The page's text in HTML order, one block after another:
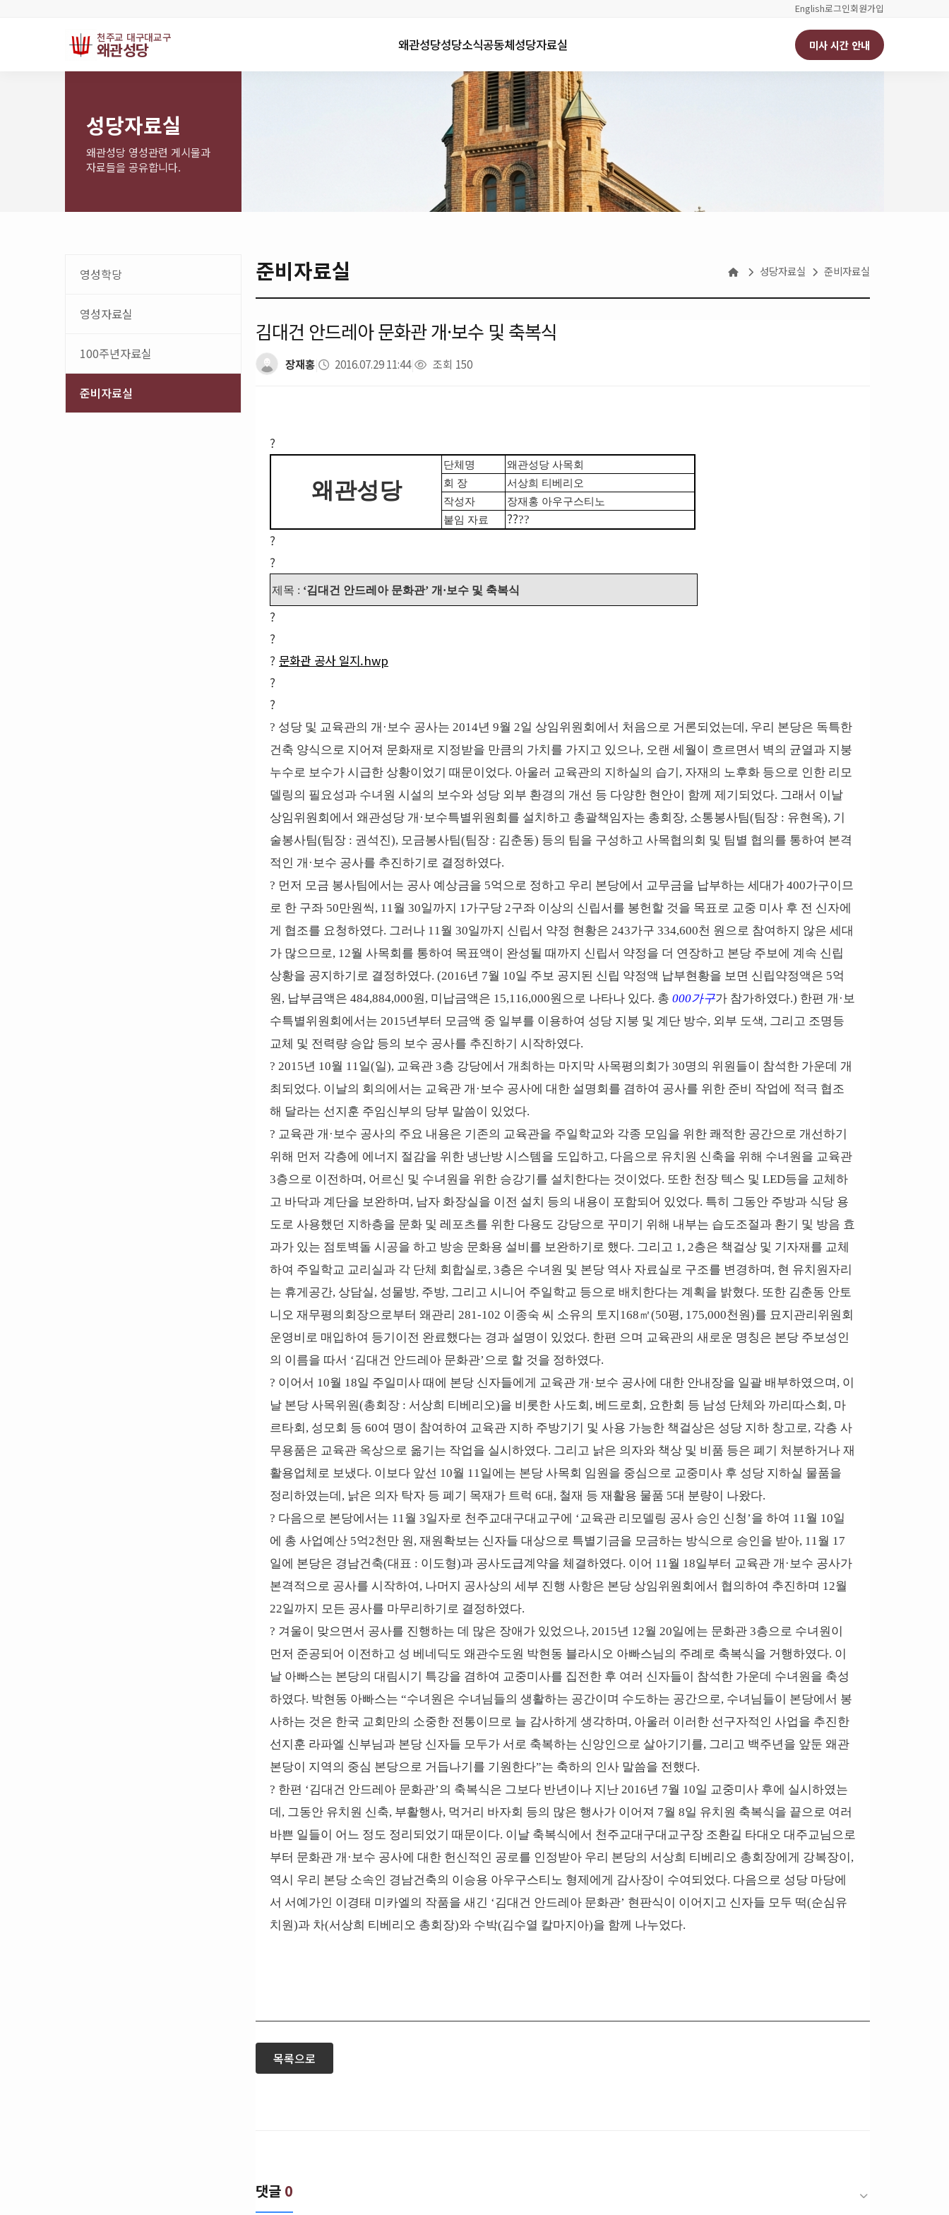
English로그인회원가입
천주교 대구대교구
왜관성당 왜관성당성당소식공동체성당자료실 미사 시간 안내
성당자료실
왜관성당 영성관련 게시물과
자료들을 공유합니다.
영성학당
영성자료실
100주년자료실
준비자료실
준비자료실 성당자료실 준비자료실
김대건 안드레아 문화관 개·보수 및 축복식
장재홍 2016.07.29 11:44| 조회 150
?
왜관성당
단체명
왜관성당 사목회
회 장
서상희 티베리오
작성자
장재홍 아우구스티노
붙임 자료
????
?
?
제목 : ‘김대건 안드레아 문화관’ 개·보수 및 축복식
?
?
? 문화관 공사 일지.hwp
?
?
? 성당 및 교육관의 개·보수 공사는 2014년 9월 2일 상임위원회에서 처음으로 거론되었는데, 우리 본당은 독특한
건축 양식으로 지어져 문화재로 지정받을 만큼의 가치를 가지고 있으나, 오랜 세월이 흐르면서 벽의 균열과 지붕
누수로 보수가 시급한 상황이었기 때문이었다. 아울러 교육관의 지하실의 습기, 자재의 노후화 등으로 인한 리모
델링의 필요성과 수녀원 시설의 보수와 성당 외부 환경의 개선 등 다양한 현안이 함께 제기되었다. 그래서 이날
상임위원회에서 왜관성당 개·보수특별위원회를 설치하고 총괄책임자는 총회장, 소통봉사팀(팀장 : 유현옥), 기
술봉사팀(팀장 : 권석진), 모금봉사팀(팀장 : 김춘동) 등의 팀을 구성하고 사목협의회 및 팀별 협의를 통하여 본격
적인 개·보수 공사를 추진하기로 결정하였다.
? 먼저 모금 봉사팀에서는 공사 예상금을 5억으로 정하고 우리 본당에서 교무금을 납부하는 세대가 400가구이므
로 한 구좌 50만원씩, 11월 30일까지 1가구당 2구좌 이상의 신립서를 봉헌할 것을 목표로 교중 미사 후 전 신자에
게 협조를 요청하였다. 그러나 11월 30일까지 신립서 약정 현황은 243가구 334,600천 원으로 참여하지 않은 세대
가 많으므로, 12월 사목회를 통하여 목표액이 완성될 때까지 신립서 약정을 더 연장하고 본당 주보에 계속 신립
상황을 공지하기로 결정하였다. (2016년 7월 10일 주보 공지된 신립 약정액 납부현황을 보면 신립약정액은 5억
원, 납부금액은 484,884,000원, 미납금액은 15,116,000원으로 나타나 있다. 총 000가구가 참가하였다.) 한편 개·보
수특별위원회에서는 2015년부터 모금액 중 일부를 이용하여 성당 지붕 및 계단 방수, 외부 도색, 그리고 조명등
교체 및 전력량 승압 등의 보수 공사를 추진하기 시작하였다.
? 2015년 10월 11일(일), 교육관 3층 강당에서 개최하는 마지막 사목평의회가 30명의 위원들이 참석한 가운데 개
최되었다. 이날의 회의에서는 교육관 개·보수 공사에 대한 설명회를 겸하여 공사를 위한 준비 작업에 적극 협조
해 달라는 선지훈 주임신부의 당부 말씀이 있었다.
? 교육관 개·보수 공사의 주요 내용은 기존의 교육관을 주일학교와 각종 모임을 위한 쾌적한 공간으로 개선하기
위해 먼저 각층에 에너지 절감을 위한 냉난방 시스템을 도입하고, 다음으로 유치원 신축을 위해 수녀원을 교육관
3층으로 이전하며, 어르신 및 수녀원을 위한 승강기를 설치한다는 것이었다. 또한 천장 텍스 및 LED등을 교체하
고 바닥과 계단을 보완하며, 남자 화장실을 이전 설치 등의 내용이 포함되어 있었다. 특히 그동안 주방과 식당 용
도로 사용했던 지하층을 문화 및 레포츠를 위한 다용도 강당으로 꾸미기 위해 내부는 습도조절과 환기 및 방음 효
과가 있는 점토벽돌 시공을 하고 방송 문화용 설비를 보완하기로 했다. 그리고 1, 2층은 책걸상 및 기자재를 교체
하여 주일학교 교리실과 각 단체 회합실로, 3층은 수녀원 및 본당 역사 자료실로 구조를 변경하며, 현 유치원자리
는 휴게공간, 상담실, 성물방, 주방, 그리고 시니어 주일학교 등으로 배치한다는 계획을 밝혔다. 또한 김춘동 안토
니오 재무평의회장으로부터 왜관리 281-102 이종숙 씨 소유의 토지168㎡(50평, 175,000천원)를 묘지관리위원회
운영비로 매입하여 등기이전 완료했다는 경과 설명이 있었다. 한편 으며 교육관의 새로운 명칭은 본당 주보성인
의 이름을 따서 ‘김대건 안드레아 문화관’으로 할 것을 정하였다.
? 이어서 10월 18일 주일미사 때에 본당 신자들에게 교육관 개·보수 공사에 대한 안내장을 일괄 배부하였으며, 이
날 본당 사목위원(총회장 : 서상희 티베리오)을 비롯한 사도회, 베드로회, 요한회 등 남성 단체와 까리따스회, 마
르타회, 성모회 등 60여 명이 참여하여 교육관 지하 주방기기 및 사용 가능한 책걸상은 성당 지하 창고로, 각층 사
무용품은 교육관 옥상으로 옮기는 작업을 실시하였다. 그리고 낡은 의자와 책상 및 비품 등은 폐기 처분하거나 재
활용업체로 보냈다. 이보다 앞선 10월 11일에는 본당 사목회 임원을 중심으로 교중미사 후 성당 지하실 물품을
정리하였는데, 낡은 의자 탁자 등 폐기 목재가 트럭 6대, 철재 등 재활용 물품 5대 분량이 나왔다.
? 다음으로 본당에서는 11월 3일자로 천주교대구대교구에 ‘교육관 리모델링 공사 승인 신청’을 하여 11월 10일
에 총 사업예산 5억2천만 원, 재원확보는 신자들 대상으로 특별기금을 모금하는 방식으로 승인을 받아, 11월 17
일에 본당은 경남건축(대표 : 이도형)과 공사도급계약을 체결하였다. 이어 11월 18일부터 교육관 개·보수 공사가
본격적으로 공사를 시작하여, 나머지 공사상의 세부 진행 사항은 본당 상임위원회에서 협의하여 추진하며 12월
22일까지 모든 공사를 마무리하기로 결정하였다.
? 겨울이 맞으면서 공사를 진행하는 데 많은 장애가 있었으나, 2015년 12월 20일에는 문화관 3층으로 수녀원이
먼저 준공되어 이전하고 성 베네딕도 왜관수도원 박현동 블라시오 아빠스님의 주례로 축복식을 거행하였다. 이
날 아빠스는 본당의 대림시기 특강을 겸하여 교중미사를 집전한 후 여러 신자들이 참석한 가운데 수녀원을 축성
하였다. 박현동 아빠스는 “수녀원은 수녀님들의 생활하는 공간이며 수도하는 공간으로, 수녀님들이 본당에서 봉
사하는 것은 한국 교회만의 소중한 전통이므로 늘 감사하게 생각하며, 아울러 이러한 선구자적인 사업을 추진한
선지훈 라파엘 신부님과 본당 신자들 모두가 서로 축복하는 신앙인으로 살아기기를, 그리고 백주년을 앞둔 왜관
본당이 지역의 중심 본당으로 거듭나기를 기원한다”는 축하의 인사 말씀을 전했다.
? 한편 ‘김대건 안드레아 문화관’의 축복식은 그보다 반년이나 지난 2016년 7월 10일 교중미사 후에 실시하였는
데, 그동안 유치원 신축, 부활행사, 먹거리 바자회 등의 많은 행사가 이어져 7월 8일 유치원 축복식을 끝으로 여러
바쁜 일들이 어느 정도 정리되었기 때문이다. 이날 축복식에서 천주교대구대교구장 조환길 타대오 대주교님으로
부터 문화관 개·보수 공사에 대한 헌신적인 공로를 인정받아 우리 본당의 서상희 티베리오 총회장에게 강복장이,
역시 우리 본당 소속인 경남건축의 이승용 아우구스티노 형제에게 감사장이 수여되었다. 다음으로 성당 마당에
서 서예가인 이경태 미카엘의 작품을 새긴 ‘김대건 안드레아 문화관’ 현판식이 이어지고 신자들 모두 떡(순심유
치원)과 차(서상희 티베리오 총회장)와 수박(김수열 칼마지아)을 함께 나누었다.
목록으로
댓글 0